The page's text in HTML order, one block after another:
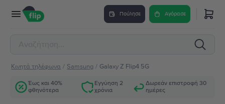
Πούλησε Αγόρασε
Κινητά τηλέφωνα / Samsung / Galaxy Z Flip4 5G
Έως και 40%
φθηνότερα
Εγγύηση 2
χρόνια
Δωρεάν επιστροφή 30
ημέρες